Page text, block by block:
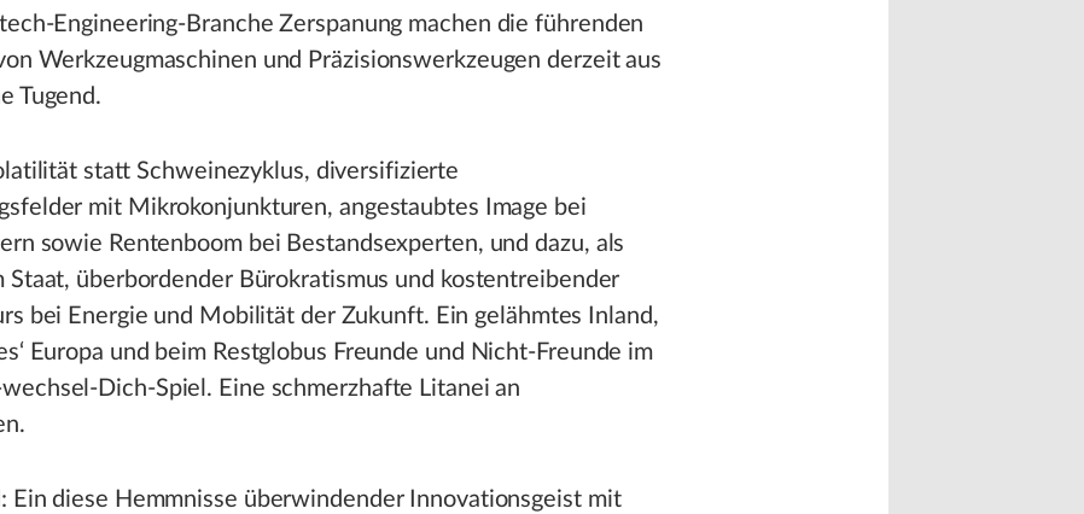
Engineering-Branche Zerspanung machen die führenden
Werkzeugmaschinen und Präzisionswerkzeugen derzeit aus
Tugend.
statt Schweinezyklus, diversifizierte
mit Mikrokonjunkturen, angestaubtes Image bei
sowie Rentenboom bei Bestandsexperten, und dazu, als
Staat, überbordender Bürokratismus und kostentreibender
bei Energie und Mobilität der Zukunft. Ein gelähmtes Inland,
Europa und beim Restglobus Freunde und Nicht-Freunde im
Dich-Spiel. Eine schmerzhafte Litanei an
Ein diese Hemmnisse überwindender Innovationsgeist mit